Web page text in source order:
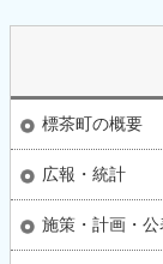
標茶町の概要
広報・統計
施策・計画・